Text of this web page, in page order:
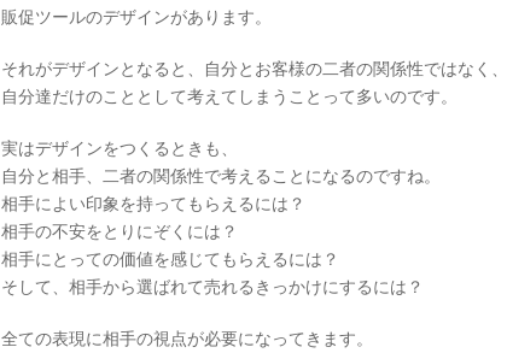
販促ツールのデザインがあります。
それがデザインとなると、自分とお客様の二者の関係性ではなく、
自分達だけのこととして考えてしまうことって多いのです。
実はデザインをつくるときも、
自分と相手、二者の関係性で考えることになるのですね。
相手によい印象を持ってもらえるには？
相手の不安をとりにぞくには？
相手にとっての価値を感じてもらえるには？
そして、相手から選ばれて売れるきっかけにするには？
全ての表現に相手の視点が必要になってきます。